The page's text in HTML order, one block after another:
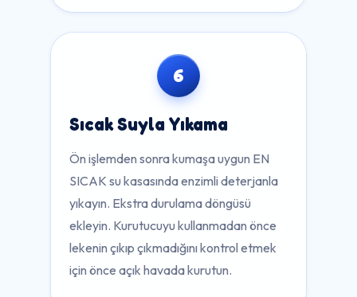
6
Sıcak Suyla Yıkama
Ön işlemden sonra kumaşa uygun EN
SICAK su kasasında enzimli deterjanla
yıkayın. Ekstra durulama döngüsü
ekleyin. Kurutucuyu kullanmadan önce
lekenin çıkıp çıkmadığını kontrol etmek
için önce açık havada kurutun.